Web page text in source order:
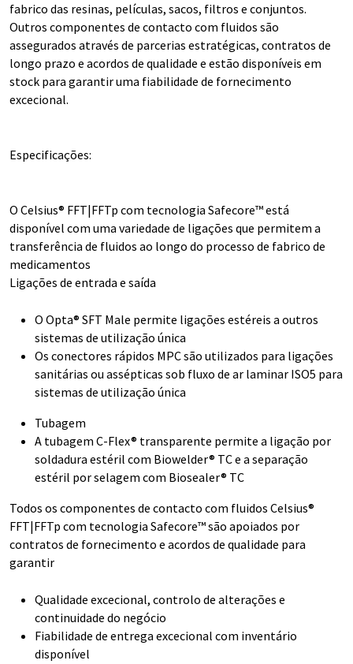
fabrico das resinas, películas, sacos, filtros e conjuntos.
Outros componentes de contacto com fluidos são
assegurados através de parcerias estratégicas, contratos de
longo prazo e acordos de qualidade e estão disponíveis em
stock para garantir uma fiabilidade de fornecimento
excecional.
Especificações:
O Celsius® FFT|FFTp com tecnologia Safecore™ está
disponível com uma variedade de ligações que permitem a
transferência de fluidos ao longo do processo de fabrico de
medicamentos
Ligações de entrada e saída
O Opta® SFT Male permite ligações estéreis a outros
sistemas de utilização única
Os conectores rápidos MPC são utilizados para ligações
sanitárias ou assépticas sob fluxo de ar laminar ISO5 para
sistemas de utilização única
Tubagem
A tubagem C-Flex® transparente permite a ligação por
soldadura estéril com Biowelder® TC e a separação
estéril por selagem com Biosealer® TC
Todos os componentes de contacto com fluidos Celsius®
FFT|FFTp com tecnologia Safecore™ são apoiados por
contratos de fornecimento e acordos de qualidade para
garantir
Qualidade excecional, controlo de alterações e
continuidade do negócio
Fiabilidade de entrega excecional com inventário
disponível